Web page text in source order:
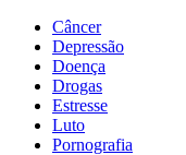
Câncer
Depressão
Doença
Drogas
Estresse
Luto
Pornografia